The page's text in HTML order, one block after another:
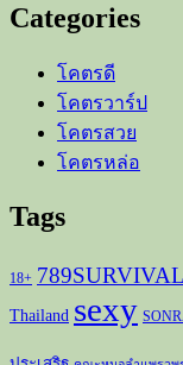
Categories
โคตรดี
โคตรวาร์ป
โคตรสวย
โคตรหล่อ
Tags
18+ 789SURVIVAL
Thailand sexy